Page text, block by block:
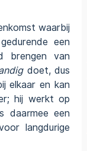
waarbij
een
van
doet, dus
elkaar en kan
hij werkt op
daarmee een
langdurige